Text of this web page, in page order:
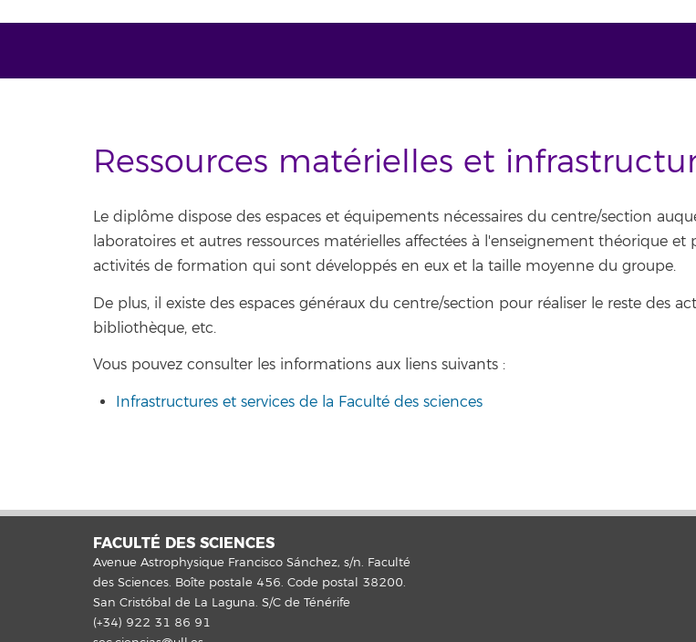
Ressources matérielles et
Le diplôme dispose des espaces et équipements nécessaires du centre/section
laboratoires et autres ressources matérielles affectées à l'enseignement théorique
activités de formation qui sont développés en eux et la taille moyenne du groupe.
De plus, il existe des espaces généraux du centre/section pour réaliser le reste des
bibliothèque, etc.
Vous pouvez consulter les informations aux liens suivants :
Infrastructures et services de la Faculté des sciences
FACULTÉ DES SCIENCES
Avenue Astrophysique Francisco Sánchez, s/n. Faculté
des Sciences. Boîte postale 456. Code postal 38200.
San Cristóbal de La Laguna. S/C de Ténérife
(+34) 922 31 86 91